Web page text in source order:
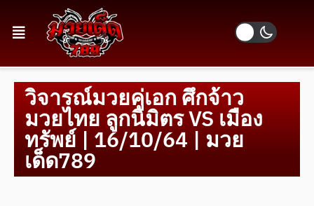
วิจารณ์มวยคู่เอก ศึกจ้าว
มวยไทย ลูกนิมิตร VS เมือง
ทรัพย์ | 16/10/64 | มวย
เด็ด789